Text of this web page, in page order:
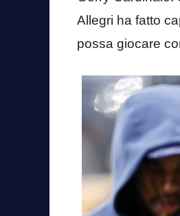
Allegri ha fatto
possa giocare